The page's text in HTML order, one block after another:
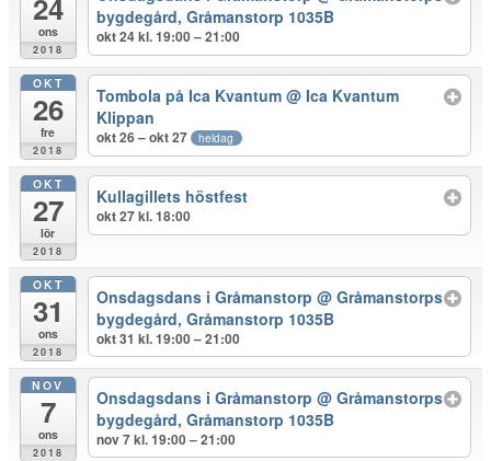
24
ons
2018
bygdegård, Gråmanstorp 1035B
okt 24 kl. 19:00 – 21:00
OKT
26
fre
2018
Tombola på Ica Kvantum@ Ica Kvantum
Klippan
okt 26 – okt 27 heldag
OKT
27
lör
2018
Kullagillets höstfest
okt 27 kl. 18:00
OKT
31
ons
2018
Onsdagsdans i Gråmanstorp@ Gråmanstorps
bygdegård, Gråmanstorp 1035B
okt 31 kl. 19:00 – 21:00
NOV
7
ons
2018
Onsdagsdans i Gråmanstorp@ Gråmanstorps
bygdegård, Gråmanstorp 1035B
nov 7 kl. 19:00 – 21:00